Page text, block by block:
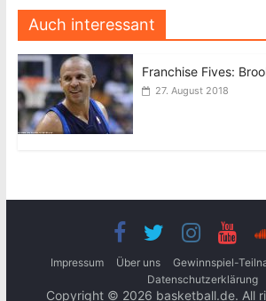
Auch interessant
Franchise Fives:
27. August 2018
Impressum Über uns
Gewinnspiel-
Datenschutzerklärung
Copyright © 2026 basketball.de. All